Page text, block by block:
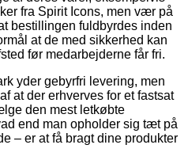
fra Spirit Icons, men vær på
bestillingen fuldbyrdes inden
at de med sikkerhed kan
før medarbejderne får fri.
yder gebyrfri levering, men
at der erhverves for et fastsat
den mest letkøbte
end man opholder sig tæt på
– er at få bragt dine produkter